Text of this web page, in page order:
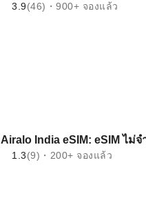
3.9(46)・900+ จองแล้ว
Airalo India eSIM: eSIM ไม่
1.3(9)・200+ จองแล้ว